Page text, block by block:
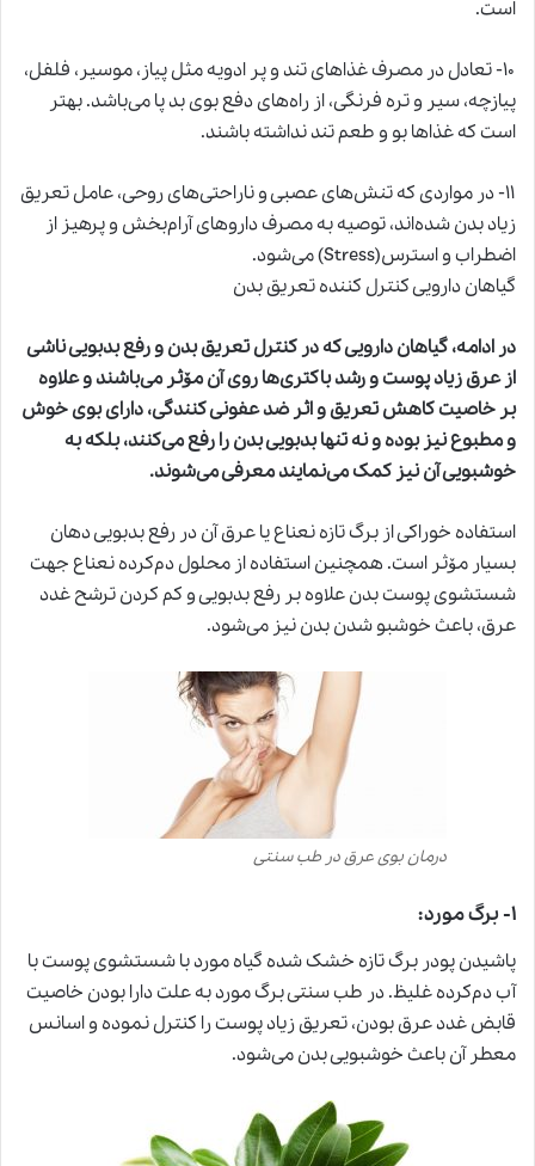
است.
۱۰- تعادل در مصرف غذاهای تند و پر ادویه مثل پیاز، موسیر، فلفل،
پیازچه، سیر و تره فرنگی، از راه‌های دفع بوی بد پا می‌باشد. بهتر
است که غذاها بو و طعم تند نداشته باشند.
۱۱- در مواردی که تنش‌های عصبی و ناراحتی‌های روحی، عامل تعریق
زیاد بدن شده‌اند، توصیه به مصرف داروهای آرام‌بخش و پرهیز از
اضطراب و استرس(Stress) می‌شود.
گیاهان دارویی کنترل کننده تعریق بدن
در ادامه، گیاهان دارویی که در کنترل تعریق بدن و رفع بدبویی ناشی
از عرق زیاد پوست و رشد باکتری‌ها روی آن مۆثر می‌باشند و علاوه
بر خاصیت کاهش تعریق و اثر ضد عفونی کنندگی، دارای بوی خوش
و مطبوع نیز بوده و نه تنها بدبویی بدن را رفع می‌کنند، بلکه به
خوشبویی آن نیز کمک می‌نمایند معرفی می‌شوند.
استفاده خوراکی از برگ تازه نعناع یا عرق آن در رفع بدبویی دهان
بسیار مۆثر است. همچنین استفاده از محلول دم‌کرده نعناع جهت
شستشوی پوست بدن علاوه بر رفع بدبویی و کم کردن ترشح غدد
عرق، باعث خوشبو شدن بدن نیز می‌شود.
درمان بوی عرق در طب سنتی
۱- برگ مورد:
پاشیدن پودر برگ تازه خشک شده گیاه مورد با شستشوی پوست با
آب دم‌کرده غلیظ. در طب سنتیبرگ مورد به علت دارا بودن خاصیت
قابض غدد عرق بودن، تعریق زیاد پوست را کنترل نموده و اسانس
معطر آن باعث خوشبویی بدن می‌شود.